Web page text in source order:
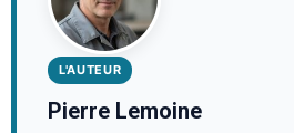
L'AUTEUR
Pierre Lemoine